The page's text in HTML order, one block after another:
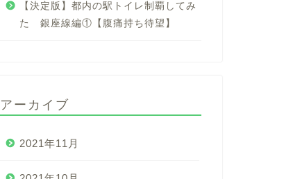
【決定版】都内の駅トイレ制覇してみ
た 銀座線編①【腹痛持ち待望】
アーカイブ
2021年11月